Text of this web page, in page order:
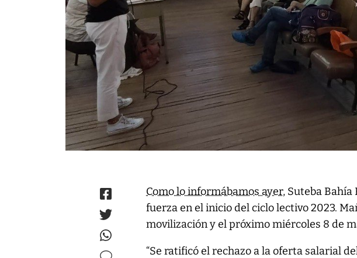
Como lo informábamos ayer, Suteba
fuerza en el inicio del ciclo lectivo 2023.
movilización y el próximo miércoles 8 de
“Se ratificó el rechazo a la oferta salarial